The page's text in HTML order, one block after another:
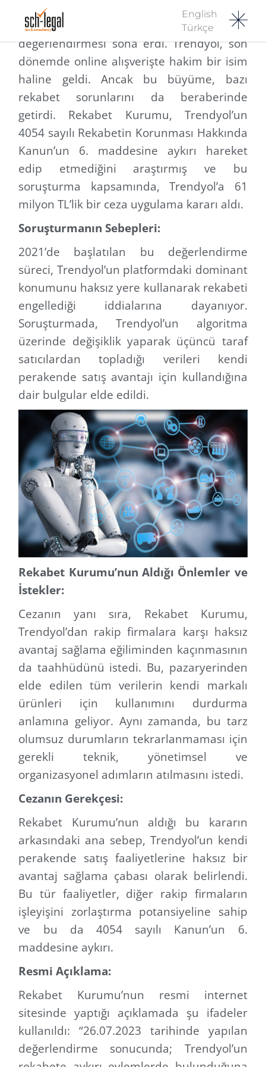
English
Türkçe
Rekabet Kurumu’nun Trendyol hakkındaki
değerlendirmesi sona erdi. Trendyol, son
dönemde online alışverişte hakim bir isim
haline geldi. Ancak bu büyüme, bazı
rekabet sorunlarını da beraberinde
getirdi. Rekabet Kurumu, Trendyol’un
4054 sayılı Rekabetin Korunması Hakkında
Kanun’un 6. maddesine aykırı hareket
edip etmediğini araştırmış ve bu
soruşturma kapsamında, Trendyol’a 61
milyon TL’lik bir ceza uygulama kararı aldı.
Soruşturmanın Sebepleri:
2021’de başlatılan bu değerlendirme
süreci, Trendyol’un platformdaki dominant
konumunu haksız yere kullanarak rekabeti
engellediği iddialarına dayanıyor.
Soruşturmada, Trendyol’un algoritma
üzerinde değişiklik yaparak üçüncü taraf
satıcılardan topladığı verileri kendi
perakende satış avantajı için kullandığına
dair bulgular elde edildi.
Rekabet Kurumu’nun Aldığı Önlemler ve
İstekler:
Cezanın yanı sıra, Rekabet Kurumu,
Trendyol’dan rakip firmalara karşı haksız
avantaj sağlama eğiliminden kaçınmasının
da taahhüdünü istedi. Bu, pazaryerinden
elde edilen tüm verilerin kendi markalı
ürünleri için kullanımını durdurma
anlamına geliyor. Aynı zamanda, bu tarz
olumsuz durumların tekrarlanmaması için
gerekli teknik, yönetimsel ve
organizasyonel adımların atılmasını istedi.
Cezanın Gerekçesi:
Rekabet Kurumu’nun aldığı bu kararın
arkasındaki ana sebep, Trendyol’un kendi
perakende satış faaliyetlerine haksız bir
avantaj sağlama çabası olarak belirlendi.
Bu tür faaliyetler, diğer rakip firmaların
işleyişini zorlaştırma potansiyeline sahip
ve bu da 4054 sayılı Kanun’un 6.
maddesine aykırı.
Resmi Açıklama:
Rekabet Kurumu’nun resmi internet
sitesinde yaptığı açıklamada şu ifadeler
kullanıldı: “26.07.2023 tarihinde yapılan
değerlendirme sonucunda; Trendyol’un